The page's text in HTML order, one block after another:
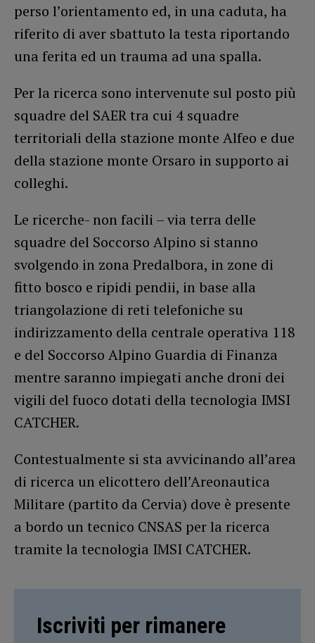
perso l’orientamento ed, in una caduta, ha
riferito di aver sbattuto la testa riportando
una ferita ed un trauma ad una spalla.
Per la ricerca sono intervenute sul posto più
squadre del SAER tra cui 4 squadre
territoriali della stazione monte Alfeo e due
della stazione monte Orsaro in supporto ai
colleghi.
Le ricerche- non facili – via terra delle
squadre del Soccorso Alpino si stanno
svolgendo in zona Predalbora, in zone di
fitto bosco e ripidi pendii, in base alla
triangolazione di reti telefoniche su
indirizzamento della centrale operativa 118
e del Soccorso Alpino Guardia di Finanza
mentre saranno impiegati anche droni dei
vigili del fuoco dotati della tecnologia IMSI
CATCHER.
Contestualmente si sta avvicinando all’area
di ricerca un elicottero dell’Areonautica
Militare (partito da Cervia) dove è presente
a bordo un tecnico CNSAS per la ricerca
tramite la tecnologia IMSI CATCHER.
Iscriviti per rimanere